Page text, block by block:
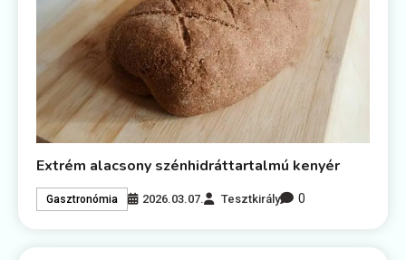
Extrém alacsony szénhidráttartalmú kenyér
Gasztronómia 2026.03.07. Tesztkirály 0